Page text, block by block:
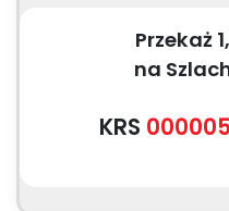
Przekaż
na
KRS